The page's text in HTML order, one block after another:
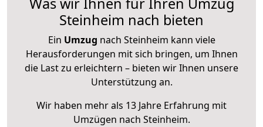
Steinheim nach bieten
Ein Umzug nach Steinheim kann viele
Herausforderungen mit sich bringen, um Ihnen
die Last zu erleichtern – bieten wir Ihnen unsere
Unterstützung an.
Wir haben mehr als 13 Jahre Erfahrung mit
Umzügen nach Steinheim.